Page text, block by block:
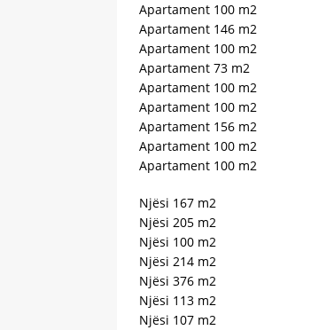
Apartament 100 m2
Apartament 146 m2
Apartament 100 m2
Apartament 73 m2
Apartament 100 m2
Apartament 100 m2
Apartament 156 m2
Apartament 100 m2
Apartament 100 m2
Njësi 167 m2
Njësi 205 m2
Njësi 100 m2
Njësi 214 m2
Njësi 376 m2
Njësi 113 m2
Njësi 107 m2